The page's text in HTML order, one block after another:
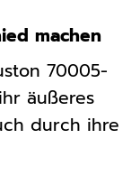
machen
70005-
äußeres
durch ihre